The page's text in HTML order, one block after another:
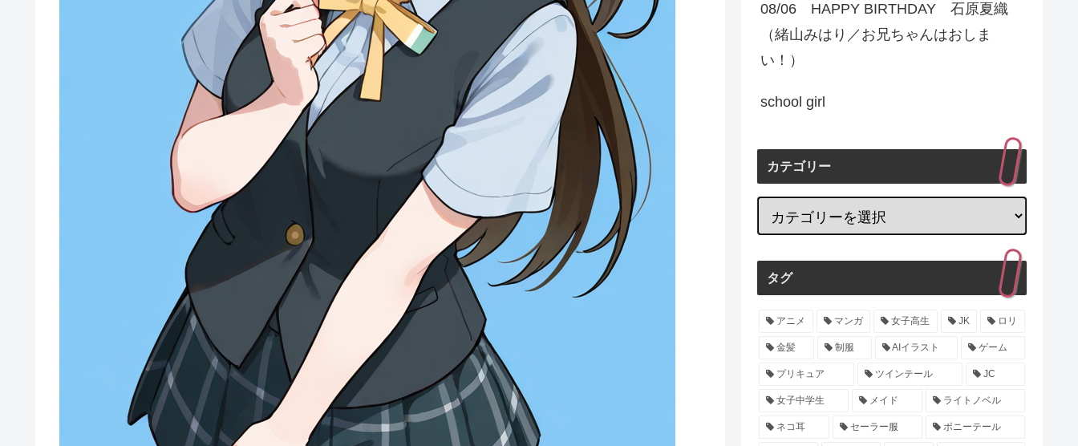
08/06 HAPPY BIRTHDAY 石原夏織
（緒山みはり／お兄ちゃんはおしま
い！）
school girl
カテゴリー
タグ
アニメ マンガ 女子高生 JK ロリ
金髪 制服 AIイラスト ゲーム
プリキュア ツインテール JC
女子中学生 メイド ライトノベル
ネコ耳 セーラー服 ポニーテール